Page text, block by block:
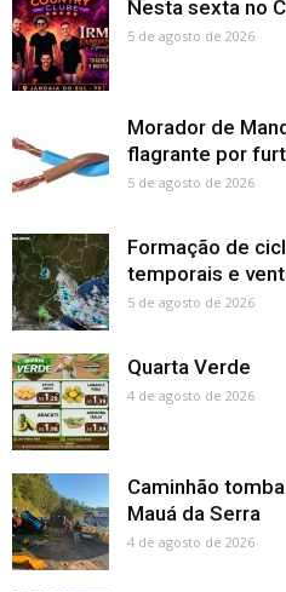
Nesta sexta no
5 de agosto de 2026
Morador de
flagrante por
5 de agosto de 2026
Formação de
temporais e
5 de agosto de 2026
Quarta Verde
4 de agosto de 2026
Caminhão
Mauá da Serra
4 de agosto de 2026